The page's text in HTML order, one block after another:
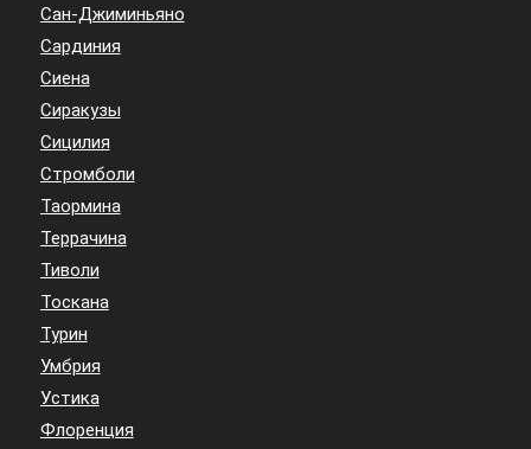
Сан-Джиминьяно
Сардиния
Сиена
Сиракузы
Сицилия
Стромболи
Таормина
Террачина
Тиволи
Тоскана
Турин
Умбрия
Устика
Флоренция